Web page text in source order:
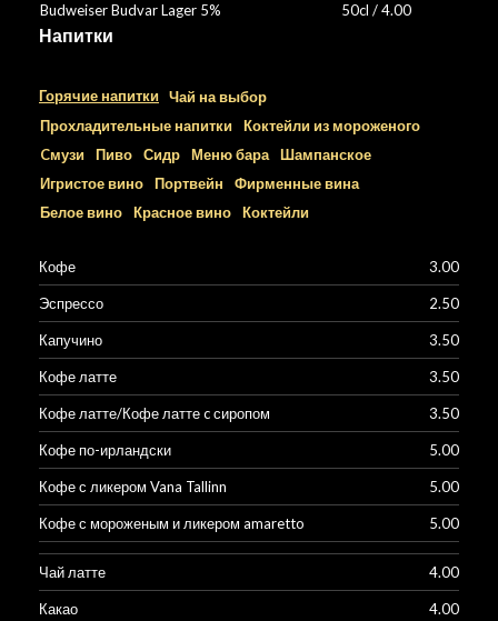
Budweiser Budvar Lager 5%
50cl / 4.00
Напитки
Горячие напитки Чай на выбор
Прохладительные напитки
Коктейли из мороженого
Cмузи
Пиво Сидр Меню бара
Шампанское
Игристое вино
Портвейн
Фирменные вина
Белое вино
Красное вино Коктейли
Кофе 3.00
Эспрессо 2.50
Капучино 3.50
Кофе латте 3.50
Кофе латте/Кофе латте c сиропом 3.50
Кофе по-ирландски 5.00
Кофе с ликером Vana Tallinn 5.00
Кофе с мороженым и ликером amaretto 5.00
Чай латте 4.00
Какао 4.00